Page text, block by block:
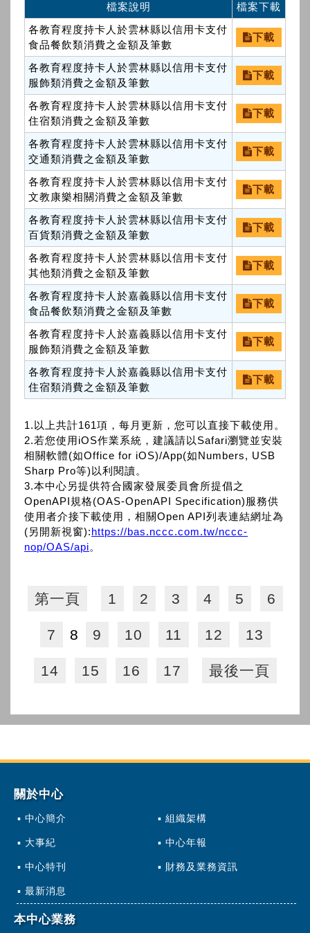
檔案說明
檔案下載
各教育程度持卡人於雲林縣以信用卡支付
食品餐飲類消費之金額及筆數
下載
各教育程度持卡人於雲林縣以信用卡支付
服飾類消費之金額及筆數
下載
各教育程度持卡人於雲林縣以信用卡支付
住宿類消費之金額及筆數
下載
各教育程度持卡人於雲林縣以信用卡支付
交通類消費之金額及筆數
下載
各教育程度持卡人於雲林縣以信用卡支付
文教康樂相關消費之金額及筆數
下載
各教育程度持卡人於雲林縣以信用卡支付
百貨類消費之金額及筆數
下載
各教育程度持卡人於雲林縣以信用卡支付
其他類消費之金額及筆數
下載
各教育程度持卡人於嘉義縣以信用卡支付
食品餐飲類消費之金額及筆數
下載
各教育程度持卡人於嘉義縣以信用卡支付
服飾類消費之金額及筆數
下載
各教育程度持卡人於嘉義縣以信用卡支付
住宿類消費之金額及筆數
下載
1.以上共計161項，每月更新，您可以直接下載使用。
2.若您使用iOS作業系統，建議請以Safari瀏覽並安裝
相關軟體(如Office for iOS)/App(如Numbers, USB
Sharp Pro等)以利閱讀。
3.本中心另提供符合國家發展委員會所提倡之
OpenAPI規格(OAS-OpenAPI Specification)服務供
使用者介接下載使用，相關Open API列表連結網址為
(另開新視窗):https://bas.nccc.com.tw/nccc-
nop/OAS/api。
第一頁 1 2 3 4 5 6
7 8 9 10 11 12 13
14 15 16 17 最後一頁
關於中心
中心簡介 組織架構
大事紀 中心年報
中心特刊 財務及業務資訊
最新消息
本中心業務